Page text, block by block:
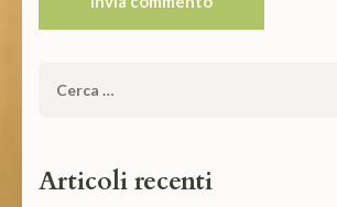
Ricerca
Articoli recenti